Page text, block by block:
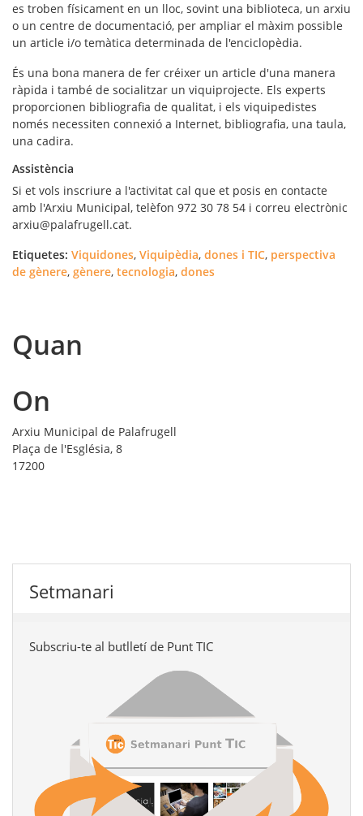
es troben físicament en un lloc, sovint una biblioteca, un arxiu
o un centre de documentació, per ampliar el màxim possible
un article i/o temàtica determinada de l'enciclopèdia.
És una bona manera de fer créixer un article d'una manera
ràpida i també de socialitzar un viquiprojecte. Els experts
proporcionen bibliografia de qualitat, i els viquipedistes
només necessiten connexió a Internet, bibliografia, una taula,
una cadira.
Assistència
Si et vols inscriure a l'activitat cal que et posis en contacte
amb l'Arxiu Municipal, telèfon 972 30 78 54 i correu electrònic
arxiu@palafrugell.cat.
Etiquetes: Viquidones, Viquipèdia, dones i TIC, perspectiva
de gènere, gènere, tecnologia, dones
Quan
On
Arxiu Municipal de Palafrugell
Plaça de l'Església, 8
17200
Setmanari
Subscriu-te al butlletí de Punt TIC